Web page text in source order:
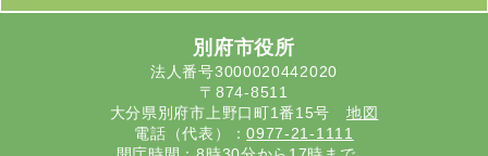
別府市役所
法人番号3000020442020
〒874-8511
大分県別府市上野口町1番15号 地図
電話（代表）：0977-21-1111